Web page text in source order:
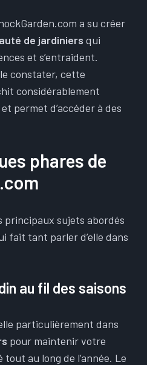
a su créer
de jardiniers qui
et s’entraident.
constater, cette
considérablement
permet d’accéder à des
phares de
principaux sujets abordés
fait tant parler d’elle dans
au fil des saisons
particulièrement dans
pour maintenir votre
au long de l’année. Le